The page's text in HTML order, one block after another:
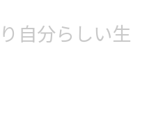
自分らしい生